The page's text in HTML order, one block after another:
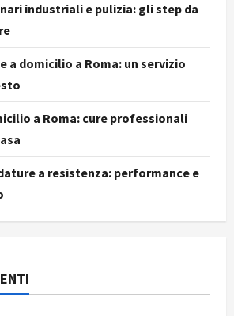
industriali e pulizia: gli step da
a domicilio a Roma: un servizio
a Roma: cure professionali
a resistenza: performance e